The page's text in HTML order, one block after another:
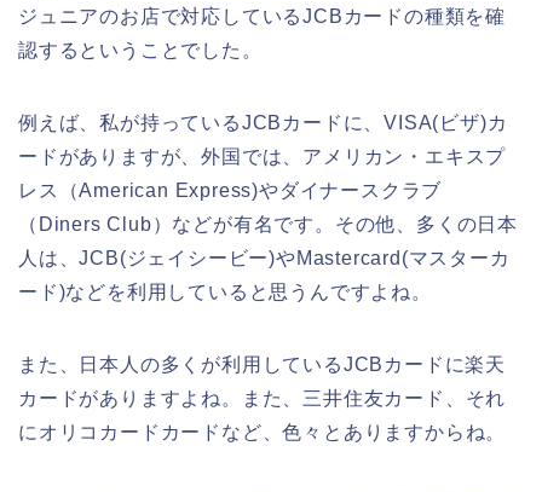
ジュニアのお店で対応しているJCBカードの種類を確
認するということでした。
例えば、私が持っているJCBカードに、VISA(ビザ)カ
ードがありますが、外国では、アメリカン・エキスプ
レス（American Express)やダイナースクラブ
（Diners Club）などが有名です。その他、多くの日本
人は、JCB(ジェイシービー)やMastercard(マスターカ
ード)などを利用していると思うんですよね。
また、日本人の多くが利用しているJCBカードに楽天
カードがありますよね。また、三井住友カード、それ
にオリコカードカードなど、色々とありますからね。